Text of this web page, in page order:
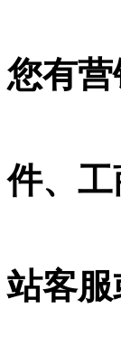
您有
件、
站客